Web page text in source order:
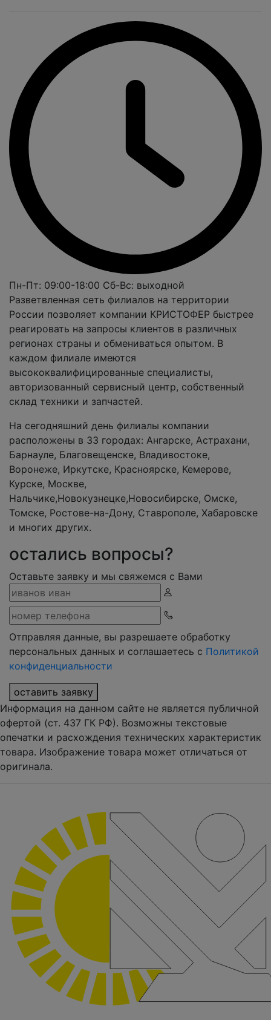
Пн-Пт: 09:00-18:00 Сб-Вс: выходной
Разветвленная сеть филиалов на территории
России позволяет компании КРИСТОФЕР быстрее
реагировать на запросы клиентов в различных
регионах страны и обмениваться опытом. В
каждом филиале имеются
высококвалифицированные специалисты,
авторизованный сервисный центр, собственный
склад техники и запчастей.
На сегодняшний день филиалы компании
расположены в 33 городах: Ангарске, Астрахани,
Барнауле, Благовещенске, Владивостоке,
Воронеже, Иркутске, Красноярске, Кемерове,
Курске, Москве,
Нальчике,Новокузнецке,Новосибирске, Омске,
Томске, Ростове-на-Дону, Ставрополе, Хабаровске
и многих других.
остались вопросы?
Оставьте заявку и мы свяжемся с Вами
Отправляя данные, вы разрешаете обработку
персональных данных и соглашаетесь с Политикой
конфиденциальности
оставить заявку
Информация на данном сайте не является публичной
офертой (ст. 437 ГК РФ). Возможны текстовые
опечатки и расхождения технических характеристик
товара. Изображение товара может отличаться от
оригинала.